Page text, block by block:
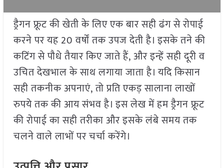
ड्रैगन फ्रूट की खेती के लिए एक बार सही ढंग से रोपाई
करने पर यह 20 वर्षों तक उपज देती है। इसके तने की
कटिंग से पौधे तैयार किए जाते हैं, और इन्हें सही दूरी व
उचित देखभाल के साथ लगाया जाता है। यदि किसान
सही तकनीक अपनाएं, तो प्रति एकड़ सालाना लाखों
रुपये तक की आय संभव है। इस लेख में हम ड्रैगन फ्रूट
की रोपाई का सही तरीका और इसके लंबे समय तक
चलने वाले लाभों पर चर्चा करेंगे।